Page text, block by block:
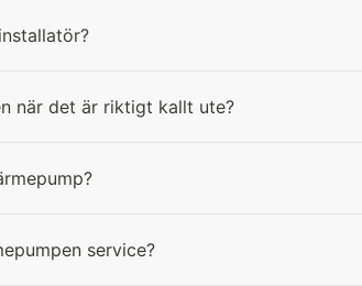
när det är riktigt kallt ute?
service?